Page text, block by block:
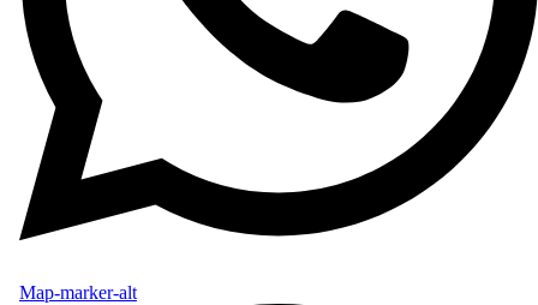
Map-marker-alt